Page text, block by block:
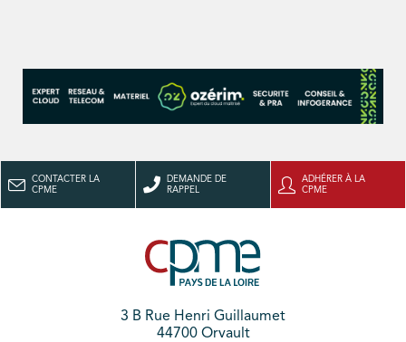
CONTACTER LA
CPME
DEMANDE DE
RAPPEL
ADHÉRER À LA
CPME
3 B Rue Henri Guillaumet
44700 Orvault